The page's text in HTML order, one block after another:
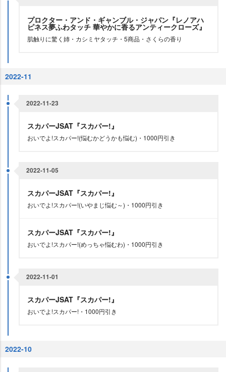
プロクター・アンド・ギャンブル・ジャパン『レノアハ
ピネス夢ふわタッチ 華やかに香るアンティークローズ』
肌触りに驚く姉・カシミヤタッチ・5商品・さくらの香り
2022-11
2022-11-23
スカパーJSAT『スカパー!』
おいでよ!スカパー!(悩むかどうかも悩む)・1000円引き
2022-11-05
スカパーJSAT『スカパー!』
おいでよ!スカパー!(いやまじ悩む～)・1000円引き
スカパーJSAT『スカパー!』
おいでよ!スカパー!(めっちゃ悩むわ)・1000円引き
2022-11-01
スカパーJSAT『スカパー!』
おいでよ!スカパー!・1000円引き
2022-10